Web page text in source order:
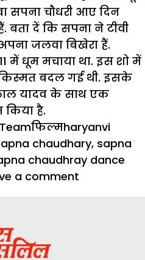
चौधरी आए दिन
बता दें कि सपना ने टीवी
जलवा बिखेरा हैं.
में धूम मचाया था. इस शो में
बदल गई थी. इसके
यादव के साथ एक
किया है.
Categories
फिल्मTags
haryanvi
chaudhary, sapna
chaudhray dance
a comment